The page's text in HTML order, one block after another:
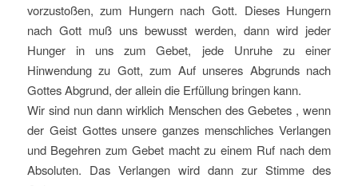
vorzustoßen, zum Hungern nach Gott. Dieses Hungern
nach Gott muß uns bewusst werden, dann wird jeder
Hunger in uns zum Gebet, jede Unruhe zu einer
Hinwendung zu Gott, zum Auf unseres Abgrunds nach
Gottes Abgrund, der allein die Erfüllung bringen kann.
Wir sind nun dann wirklich Menschen des Gebetes , wenn
der Geist Gottes unsere ganzes menschliches Verlangen
und Begehren zum Gebet macht zu einem Ruf nach dem
Absoluten. Das Verlangen wird dann zur Stimme des